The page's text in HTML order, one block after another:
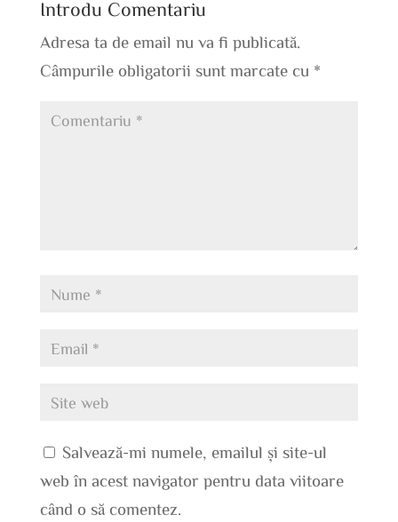
Introdu Comentariu
Adresa ta de email nu va fi publicată.
Câmpurile obligatorii sunt marcate cu *
Salvează-mi numele, emailul și site-ul
web în acest navigator pentru data viitoare
când o să comentez.